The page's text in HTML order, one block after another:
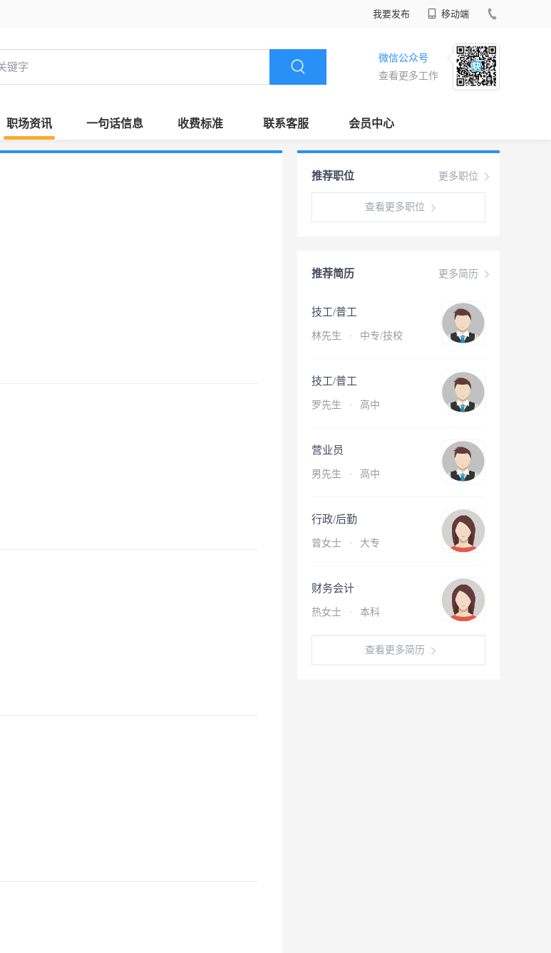
我要发布 移动端
微信公众号
查看更多工作
职场资讯 一句话信息 收费标准 联系客服 会员中心
更多职位
推荐职位
查看更多职位
更多简历
推荐简历
技工/普工
林先生 · 中专/技校
技工/普工
罗先生 · 高中
营业员
男先生 · 高中
行政/后勤
曾女士 · 大专
财务会计
热女士 · 本科
查看更多简历